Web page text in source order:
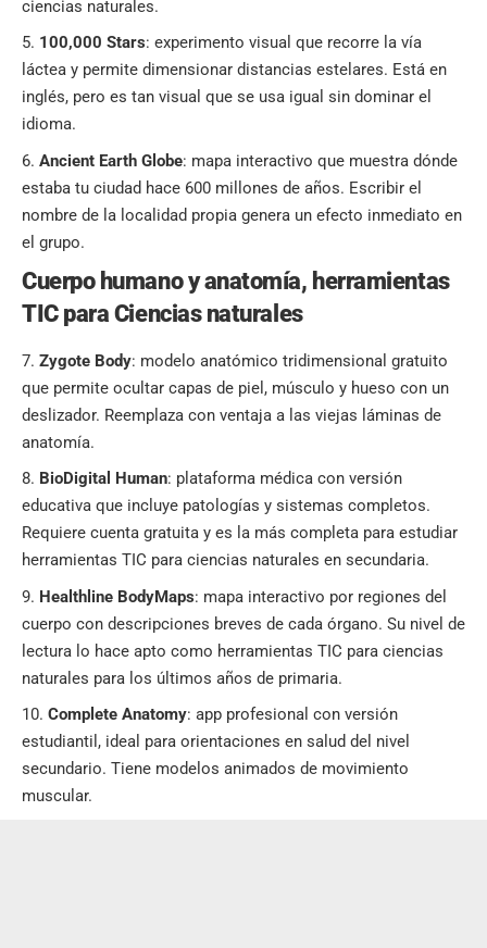
ciencias naturales.
100,000 Stars: experimento visual que recorre la vía
láctea y permite dimensionar distancias estelares. Está en
inglés, pero es tan visual que se usa igual sin dominar el
idioma.
Ancient Earth Globe: mapa interactivo que muestra dónde
estaba tu ciudad hace 600 millones de años. Escribir el
nombre de la localidad propia genera un efecto inmediato en
el grupo.
Cuerpo humano y anatomía, herramientas
TIC para Ciencias naturales
Zygote Body: modelo anatómico tridimensional gratuito
que permite ocultar capas de piel, músculo y hueso con un
deslizador. Reemplaza con ventaja a las viejas láminas de
anatomía.
BioDigital Human: plataforma médica con versión
educativa que incluye patologías y sistemas completos.
Requiere cuenta gratuita y es la más completa para estudiar
herramientas TIC para ciencias naturales en secundaria.
Healthline BodyMaps: mapa interactivo por regiones del
cuerpo con descripciones breves de cada órgano. Su nivel de
lectura lo hace apto como herramientas TIC para ciencias
naturales para los últimos años de primaria.
Complete Anatomy: app profesional con versión
estudiantil, ideal para orientaciones en salud del nivel
secundario. Tiene modelos animados de movimiento
muscular.